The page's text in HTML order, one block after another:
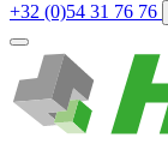
+32 (0)54 31 76 76